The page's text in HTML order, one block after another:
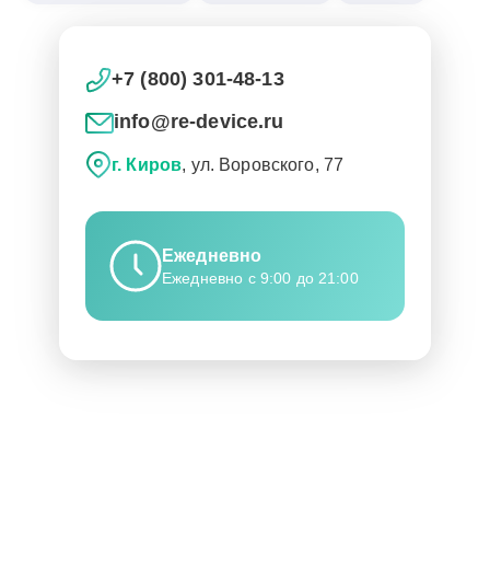
+7 (800) 301-48-13
info@re-device.ru
г. Киров, ул. Воровского, 77
Ежедневно
Ежедневно с 9:00 до 21:00